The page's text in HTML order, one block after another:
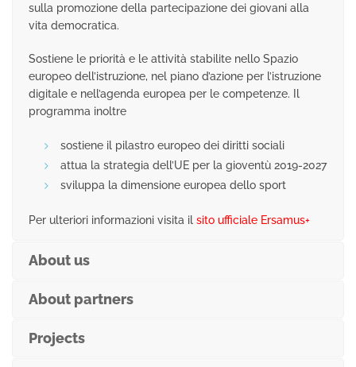
sulla promozione della partecipazione dei giovani alla
vita democratica.
Sostiene le priorità e le attività stabilite nello Spazio
europeo dell’istruzione, nel piano d’azione per l’istruzione
digitale e nell’agenda europea per le competenze. Il
programma inoltre
sostiene il pilastro europeo dei diritti sociali
attua la strategia dell’UE per la gioventù 2019-2027
sviluppa la dimensione europea dello sport
Per ulteriori informazioni visita il sito ufficiale Ersamus+
About us
About partners
Projects